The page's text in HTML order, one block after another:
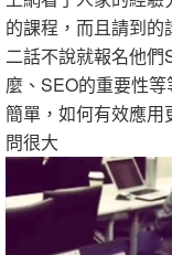
的課程，而且請到
二話不說就報名他
麼、SEO的重要性
簡單，如何有效應
問很大